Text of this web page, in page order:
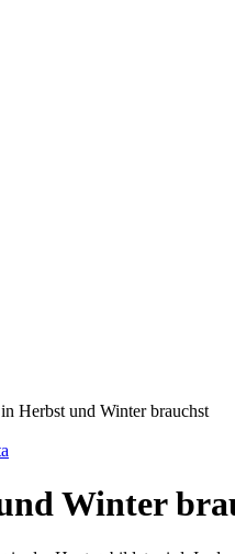
Herbst und Winter brauchst
Winter